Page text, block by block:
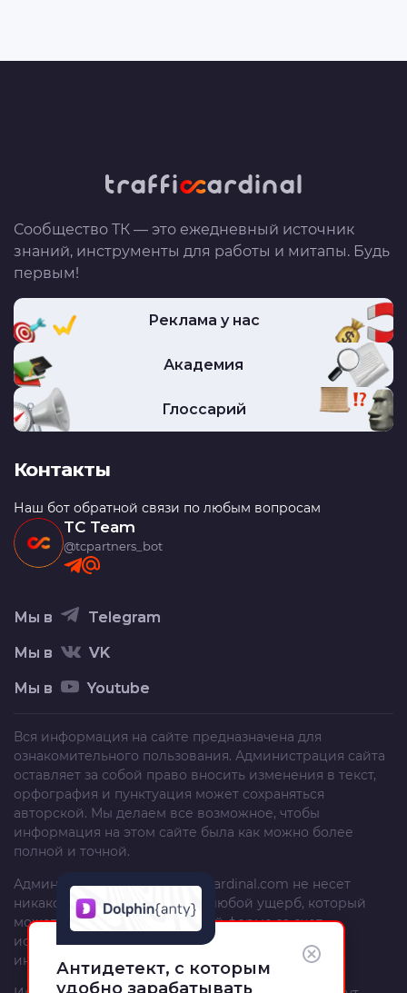
Сообщество ТК — это ежедневный источник
знаний, инструменты для работы и митапы. Будь
первым!
Реклама у нас
Академия
Глоссарий
Контакты
Наш бот обратной связи по любым вопросам
TC Team
@tcpartners_bot
Мы в Telegram
Мы в VK
Мы в Youtube
Вся информация на сайте предназначена для
ознакомительного пользования. Администрация сайта
оставляет за собой право вносить изменения в текст,
орфография и пунктуация может сохраняться
авторской. Мы делаем все возможное, чтобы
информация на этом сайте была как можно более
полной и точной.
Администрация сайтаtrafficcardinal.com не несет
никакой ответственности за любой ущерб, который
может быть причинен в любой форме за счет
использования, неполноты или неправильности
информации, размещенной на этом сайте.
Антидетект, с которым
удобно зарабатывать